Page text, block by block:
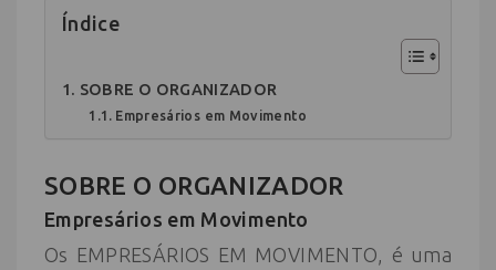
Índice
SOBRE O ORGANIZADOR
Empresários em Movimento
SOBRE O ORGANIZADOR
Empresários em Movimento
Os EMPRESÁRIOS EM MOVIMENTO, é uma